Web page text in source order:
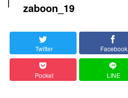
zaboon_19
Twitter Facebook
Pocket LINE